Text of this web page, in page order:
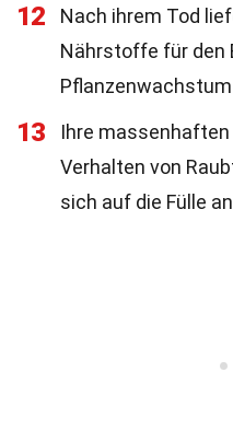
12
Nach ihrem Tod
Nährstoffe für den
13
Ihre
Verhalten von
sich auf die Fülle